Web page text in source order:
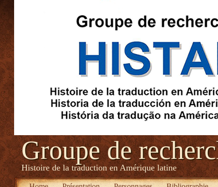
Groupe de
Histoire de la traduction en Amérique latine